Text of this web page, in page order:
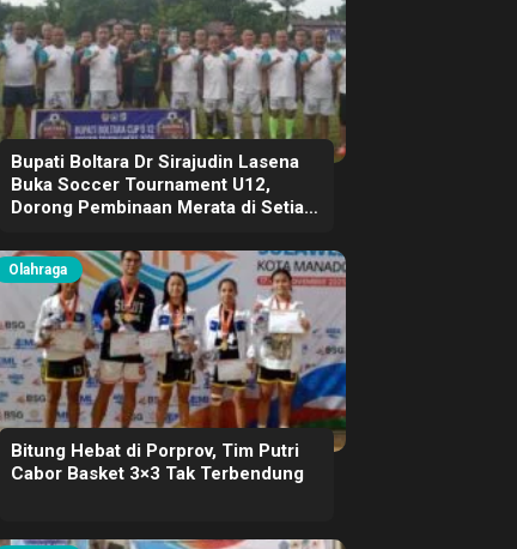
Bupati Boltara Dr Sirajudin Lasena
Buka Soccer Tournament U12,
Dorong Pembinaan Merata di Setiap
Olahraga
Bitung Hebat di Porprov, Tim Putri
Cabor Basket 3×3 Tak Terbendung